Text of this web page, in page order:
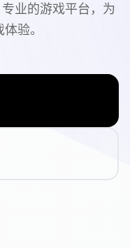
业的游戏平台，为
验。